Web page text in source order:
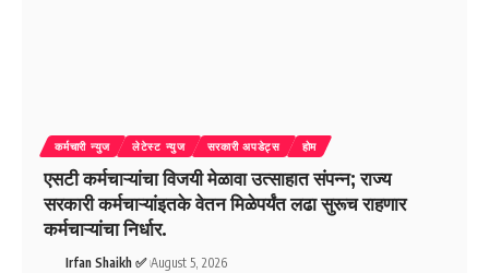
कर्मचारी न्युज लेटेस्ट न्युज सरकारी अपडेट्स होम
एसटी कर्मचाऱ्यांचा विजयी मेळावा उत्साहात संपन्न; राज्य
सरकारी कर्मचाऱ्यांइतके वेतन मिळेपर्यंत लढा सुरूच राहणार
कर्मचाऱ्यांचा निर्धार.
Irfan Shaikh ✅ August 5, 2026